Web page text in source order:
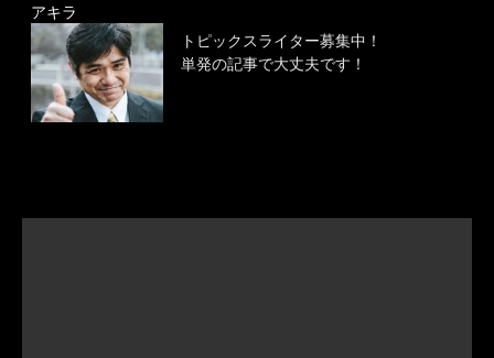
アキラ
トピックスライター募集中！
単発の記事で大丈夫です！